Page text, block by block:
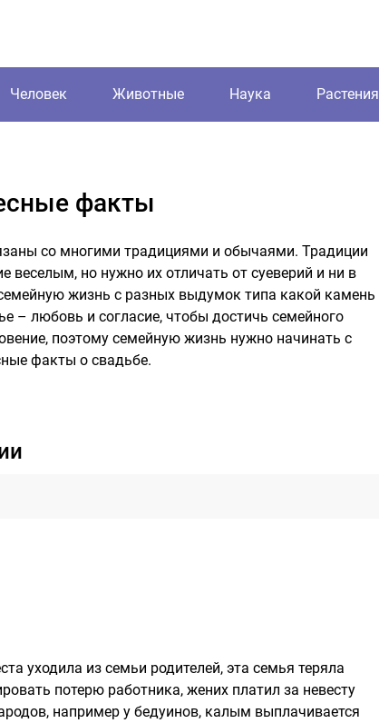
Человек Животные Наука Растения
факты
со многими традициями и обычаями. Традиции
веселым, но нужно их отличать от суеверий и ни в
жизнь с разных выдумок типа какой камень
– любовь и согласие, чтобы достичь семейного
поэтому семейную жизнь нужно начинать с
факты о свадьбе.
уходила из семьи родителей, эта семья теряла
потерю работника, жених платил за невесту
например у бедуинов, калым выплачивается